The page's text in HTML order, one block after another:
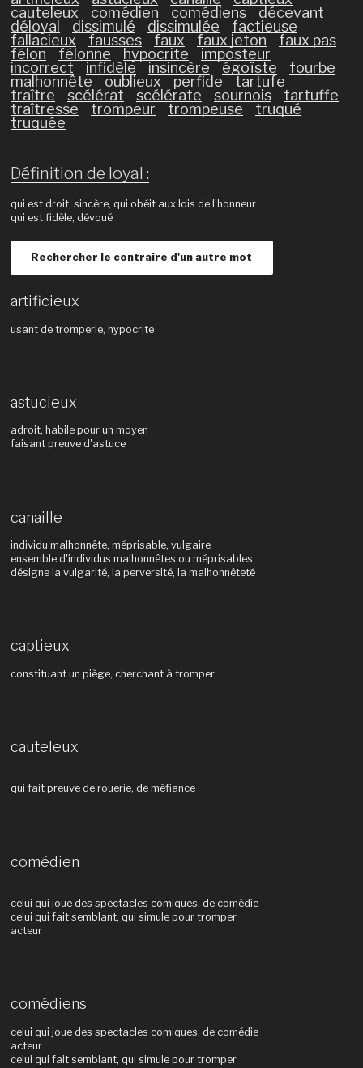
cauteleux
comédien comédiens
décevant
déloyal
dissimulé dissimulée
factieuse
fallacieux
fausses faux faux jeton
faux pas
félon
félonne hypocrite
imposteur
incorrect
infidèle insincère égoïste
fourbe
malhonnête
oublieux perfide
tartufe
traître
scélérat scélérate sournois
tartuffe
traîtresse
trompeur trompeuse
truqué
truquée
Définition de loyal :
qui est droit, sincère, qui obéit aux lois de l’honneur
qui est fidèle, dévoué
Rechercher le contraire d'un autre mot
artificieux
usant de tromperie, hypocrite
astucieux
adroit, habile pour un moyen
faisant preuve d'astuce
canaille
individu malhonnête, méprisable, vulgaire
ensemble d'individus malhonnêtes ou méprisables
désigne la vulgarité, la perversité, la malhonnêteté
captieux
constituant un piège, cherchant à tromper
cauteleux
qui fait preuve de rouerie, de méfiance
comédien
celui qui joue des spectacles comiques, de comédie
celui qui fait semblant, qui simule pour tromper
acteur
comédiens
celui qui joue des spectacles comiques, de comédie
acteur
celui qui fait semblant, qui simule pour tromper